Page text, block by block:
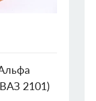
2101)